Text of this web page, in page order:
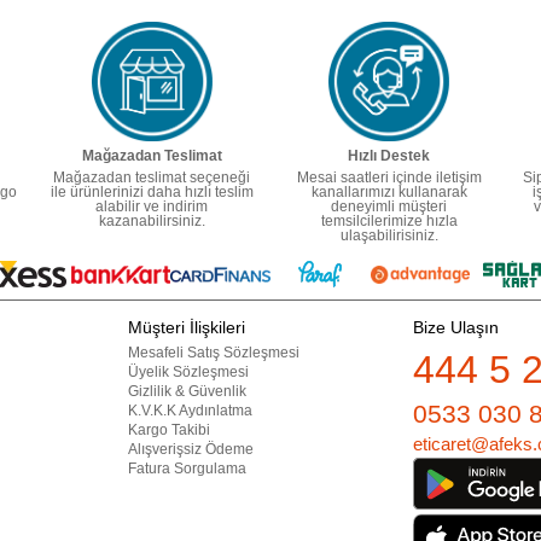
Mağazadan Teslimat
Mağazadan teslimat seçeneği
ile ürünlerinizi daha hızlı teslim
alabilir ve indirim
kazanabilirsiniz.
Hızlı Destek
Mesai saatleri içinde iletişim
kanallarımızı kullanarak
deneyimli müşteri
temsilcilerimize hızla
ulaşabilirisiniz.
Müşteri İlişkileri
Mesafeli Satış Sözleşmesi
Üyelik Sözleşmesi
Gizlilik & Güvenlik
K.V.K.K Aydınlatma
Kargo Takibi
Alışverişsiz Ödeme
Fatura Sorgulama
Bize Ulaşın
444 5
0533 030